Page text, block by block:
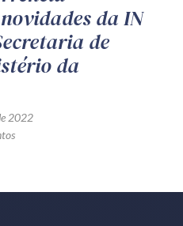
da IN
de
da
2022